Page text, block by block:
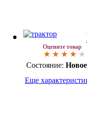
Оцените товар
Состояние: Новое
Еще